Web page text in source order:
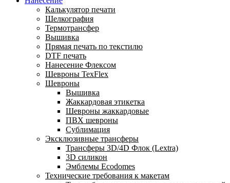
Калькулятор печати
Шелкография
Термотрансфер
Вышивка
Прямая печать по текстилю
DTF печать
Нанесение Флексом
Шевроны TexFlex
Шевроны
Вышивка
Жаккардовая этикетка
Шевроны жаккардовые
ПВХ шевроны
Сублимация
Эксклюзивные трансферы
Трансферы 3D/4D Флок (Lextra)
3D силикон
Эмблемы Ecodomes
Технические требования к макетам